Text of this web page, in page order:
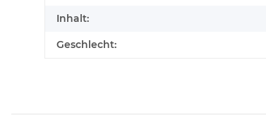
Inhalt:
Geschlecht: